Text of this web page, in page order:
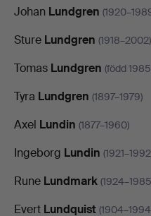
Johan Lundgren
Sture Lundgren (1918–2002)
Tomas Lundgren (född
Tyra Lundgren (1897–1979)
Axel Lundin (1877–1960)
Ingeborg Lundin
Rune Lundmark
Evert Lundquist